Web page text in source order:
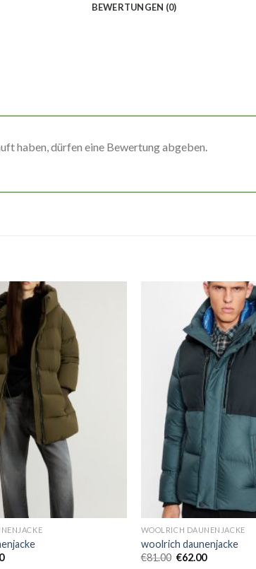
BEWERTUNGEN (0)
haben, dürfen eine Bewertung abgeben.
WOOLRICH DAUNENJACKE
woolrich daunenjacke
€81.00 €62.00